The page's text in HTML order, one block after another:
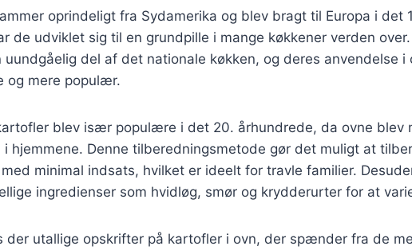
oprindeligt fra Sydamerika og blev bragt til Europa i det
de udviklet sig til en grundpille i mange køkkener verden
uundgåelig del af det nationale køkken, og deres anvendelse i
og mere populær.
blev især populære i det 20. århundrede, da ovne blev
i hjemmene. Denne tilberedningsmetode gør det muligt at
minimal indsats, hvilket er ideelt for travle familier.
ingredienser som hvidløg, smør og krydderurter for at
der utallige opskrifter på kartofler i ovn, der spænder fra de